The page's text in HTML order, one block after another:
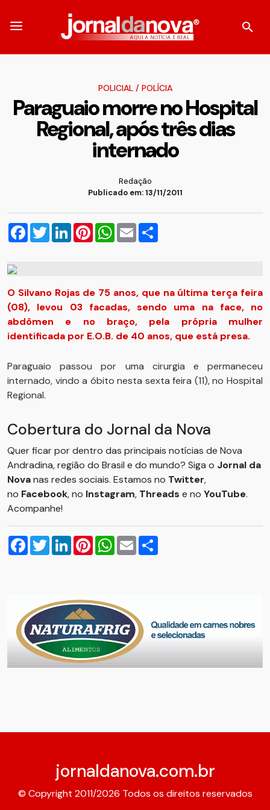
POLICIAL/ POLÍCIA
Paraguaio morre no Hospital
Regional, após três dias
internado
Redação
Publicado em: 13/11/2011
Facebook
TwitterLinkedInPinterestWhatsApp
Email
O Silvano Rojas de 75 anos, que na última terça feira
(08), levou 03 facadas, sendo uma na face, no
abdômen e no braço, pela própria mulher
identificada por E.O.B. de 40 anos, que está presa.
Paraguaio passou por uma cirurgia e permaneceu
internado, vindo a óbito nesta sexta feira (11), no Hospital
Regional.
Cobertura do Jornal da Nova
Quer ficar por dentro das principais notícias de Nova
Andradina, região do Brasil e do mundo? Siga o Jornal da
Novanas redes sociais. Estamos no Twitter,
no Facebook, no Instagram, Threads e no YouTube.
Acompanhe!
Facebook
TwitterLinkedInPinterestWhatsApp
Email
jornaldanova.com.br
© Copyright 2011/2026 Todos os direitos reservados